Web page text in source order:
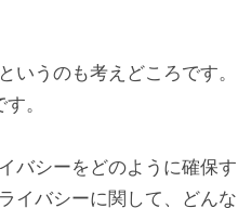
うのも考えどころです。
。
バシーをどのように確保す
イバシーに関して、どんな